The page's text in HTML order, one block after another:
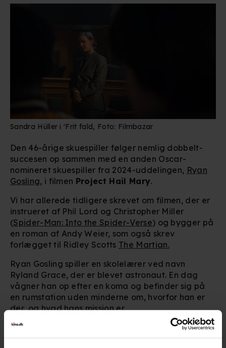
Sandra Hüller i 'Frit fald, Foto: Filmbazar
Den 46-årige skuespiller følger nemlig dobbelt-
succesen op sammen med en anden Oscar-
nomineret skuespiller fra 2024-uddelingen, Ryan
Gosling, i filmen Project Hail Mary.
Vi har allerede tidligere skrevet om filmen, der er
instrueret af Phil Lord og Christopher Miller
(Spider-Man: Into the Spider-Verse) og bygger på
en roman af Andy Weier, som også skrev
forlægget til Ridley Scotts The Martian.
Ryan Gosling spiller en skolelærer ved navn
Ryland Grace, der er blevet astronaut. En dag
vågner han op efter en koma og befinder sig på
en rumstation uden minderne om, hvorfor han er
der, og hvad hans mission er.
Hans hukommelse dukker gradvist op, og snart
finder han ud af, at han er på en opgave i